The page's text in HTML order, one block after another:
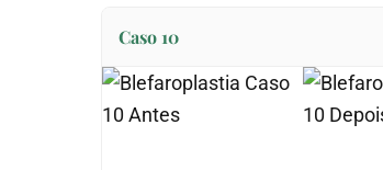
Caso 10